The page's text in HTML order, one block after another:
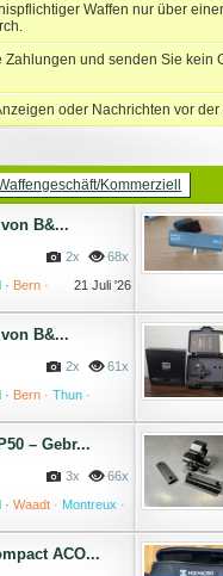
Waffen nur über
und senden Sie kein
oder Nachrichten vor
Kommerziell
B&...
68x
2x
Bern · 21 Juli '26
B&...
61x
2x
Bern · Thun ·
– Gebr...
66x
3x
Waadt · Montreux ·
ACO...